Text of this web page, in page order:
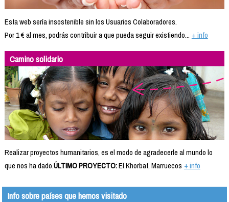
Esta web sería insostenible sin los Usuarios Colaboradores.
Por 1 € al mes, podrás contribuir a que pueda seguir existiendo... + info
Camino solidario
Realizar proyectos humanitarios, es el modo de agradecerle al mundo lo
que nos ha dado.ÚLTIMO PROYECTO:El Khorbat, Marruecos + info
Info sobre países que hemos visitado